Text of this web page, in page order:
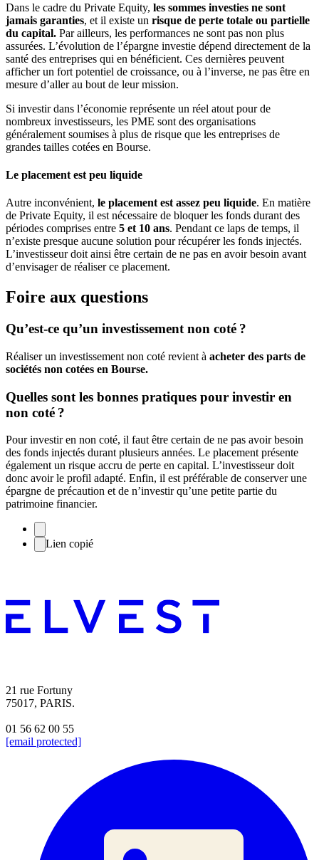
Dans le cadre du Private Equity, les sommes investies ne sont
jamais garanties, et il existe un risque de perte totale ou partielle
du capital. Par ailleurs, les performances ne sont pas non plus
assurées. L’évolution de l’épargne investie dépend directement de la
santé des entreprises qui en bénéficient. Ces dernières peuvent
afficher un fort potentiel de croissance, ou à l’inverse, ne pas être en
mesure d’aller au bout de leur mission.
Si investir dans l’économie représente un réel atout pour de
nombreux investisseurs, les PME sont des organisations
généralement soumises à plus de risque que les entreprises de
grandes tailles cotées en Bourse.
Le placement est peu liquide
Autre inconvénient, le placement est assez peu liquide. En matière
de Private Equity, il est nécessaire de bloquer les fonds durant des
périodes comprises entre 5 et 10 ans. Pendant ce laps de temps, il
n’existe presque aucune solution pour récupérer les fonds injectés.
L’investisseur doit ainsi être certain de ne pas en avoir besoin avant
d’envisager de réaliser ce placement.
Foire aux questions
Qu’est-ce qu’un investissement non coté ?
Réaliser un investissement non coté revient à acheter des parts de
sociétés non cotées en Bourse.
Quelles sont les bonnes pratiques pour investir en
non coté ?
Pour investir en non coté, il faut être certain de ne pas avoir besoin
des fonds injectés durant plusieurs années. Le placement présente
également un risque accru de perte en capital. L’investisseur doit
donc avoir le profil adapté. Enfin, il est préférable de conserver une
épargne de précaution et de n’investir qu’une petite partie du
patrimoine financier.
Lien copié
21 rue Fortuny
75017, PARIS.
01 56 62 00 55
[email protected]